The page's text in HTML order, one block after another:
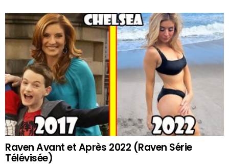
Raven Avant et Après 2022 (Raven Série
Télévisée)